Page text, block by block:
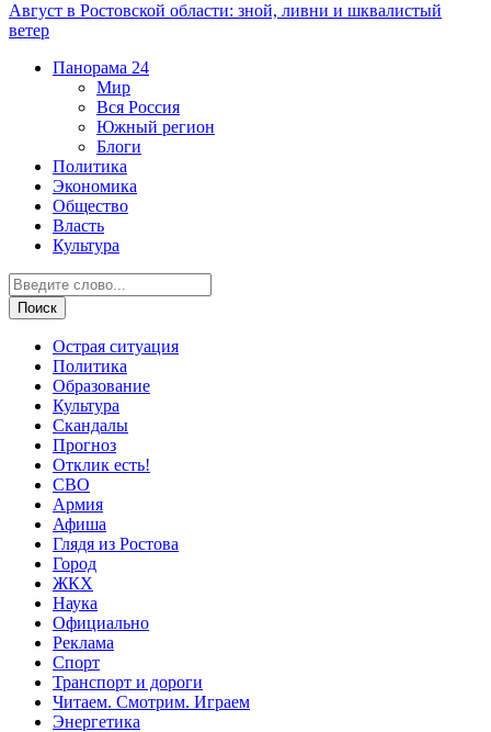
Август в Ростовской области: зной, ливни и шквалистый
ветер
Панорама 24
Мир
Вся Россия
Южный регион
Блоги
Политика
Экономика
Общество
Власть
Культура
Острая ситуация
Политика
Образование
Культура
Скандалы
Прогноз
Отклик есть!
СВО
Армия
Афиша
Глядя из Ростова
Город
ЖКХ
Наука
Официально
Реклама
Спорт
Транспорт и дороги
Читаем. Смотрим. Играем
Энергетика